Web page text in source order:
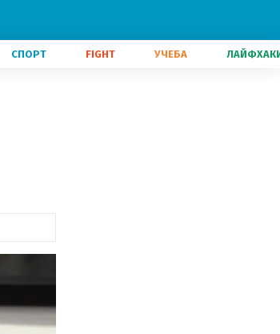
СПОРТ FIGHT УЧЕБА